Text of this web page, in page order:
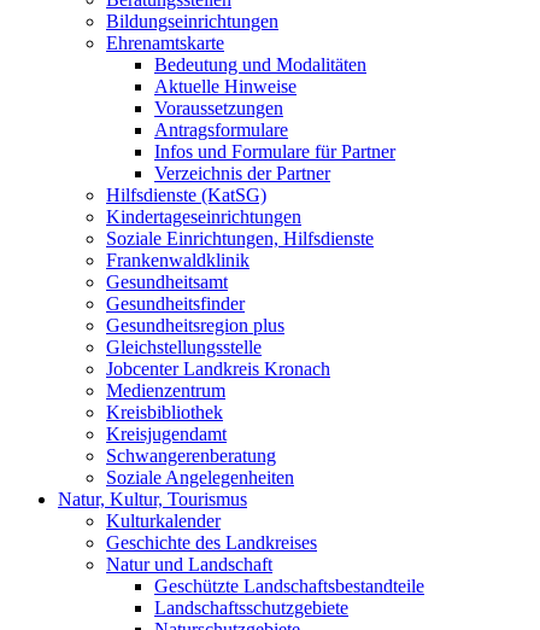
Bildungseinrichtungen
Ehrenamtskarte
Bedeutung und Modalitäten
Aktuelle Hinweise
Voraussetzungen
Antragsformulare
Infos und Formulare für Partner
Verzeichnis der Partner
Hilfsdienste (KatSG)
Kindertageseinrichtungen
Soziale Einrichtungen, Hilfsdienste
Frankenwaldklinik
Gesundheitsamt
Gesundheitsfinder
Gesundheitsregion plus
Gleichstellungsstelle
Jobcenter Landkreis Kronach
Medienzentrum
Kreisbibliothek
Kreisjugendamt
Schwangerenberatung
Soziale Angelegenheiten
Natur, Kultur, Tourismus
Kulturkalender
Geschichte des Landkreises
Natur und Landschaft
Geschützte Landschaftsbestandteile
Landschaftsschutzgebiete